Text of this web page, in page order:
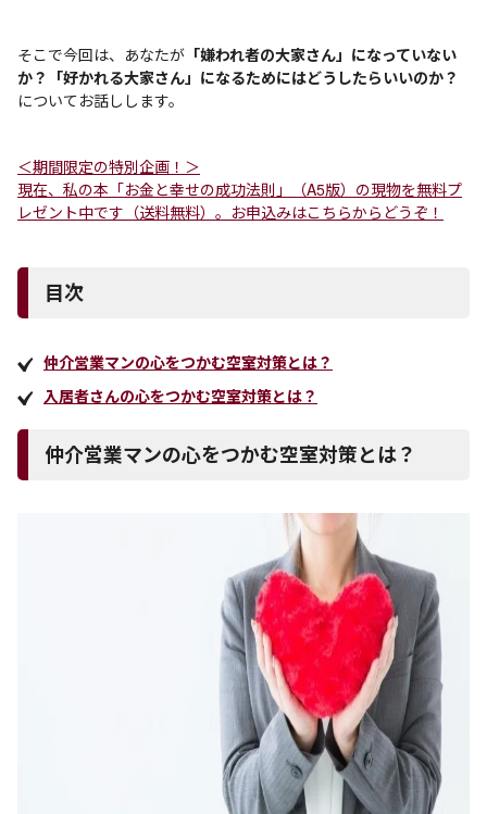
そこで今回は、あなたが 「嫌われ者の大家さん」になっていない
か？「好かれる大家さん」になるためにはどうしたらいいのか？
についてお話しします。
＜期間限定の特別企画！＞
現在、私の本「お金と幸せの成功法則」（A5版）の現物を無料プ
レゼント中です（送料無料）。お申込みはこちらからどうぞ！
目次
仲介営業マンの心をつかむ空室対策とは？
入居者さんの心をつかむ空室対策とは？
仲介営業マンの心をつかむ空室対策とは？